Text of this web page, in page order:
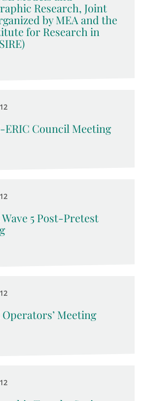
Research, Joint
by MEA and the
for Research in
ERIC Council Meeting
Wave 5 Post-Pretest
Operators’ Meeting